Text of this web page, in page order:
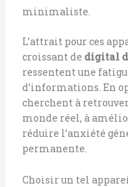
minimaliste.
L’attrait pour ces
croissant de digital
ressentent une
d’informations. En
cherchent à
monde réel, à
réduire l’anxiété
permanente.
Choisir un tel